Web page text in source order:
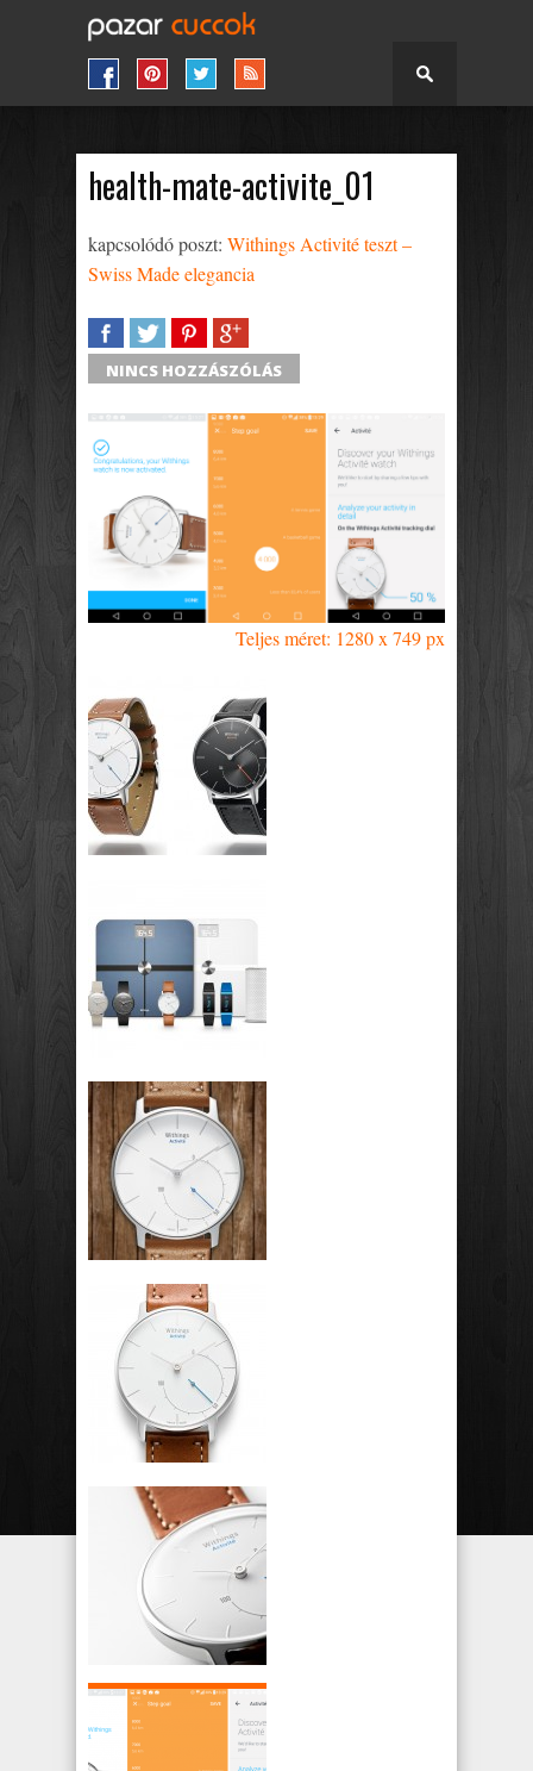
health-mate-activite_01
kapcsolódó poszt: Withings Activité teszt –
Swiss Made elegancia
SHARETWEETSHARESHARE
NINCS HOZZÁSZÓLÁS
Teljes méret: 1280 x 749 px